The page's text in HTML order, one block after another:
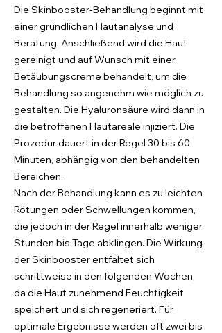
Die Skinbooster-Behandlung beginnt mit
einer gründlichen Hautanalyse und
Beratung. Anschließend wird die Haut
gereinigt und auf Wunsch mit einer
Betäubungscreme behandelt, um die
Behandlung so angenehm wie möglich zu
gestalten. Die Hyaluronsäure wird dann in
die betroffenen Hautareale injiziert. Die
Prozedur dauert in der Regel 30 bis 60
Minuten, abhängig von den behandelten
Bereichen.
Nach der Behandlung kann es zu leichten
Rötungen oder Schwellungen kommen,
die jedoch in der Regel innerhalb weniger
Stunden bis Tage abklingen. Die Wirkung
der Skinbooster entfaltet sich
schrittweise in den folgenden Wochen,
da die Haut zunehmend Feuchtigkeit
speichert und sich regeneriert. Für
optimale Ergebnisse werden oft zwei bis